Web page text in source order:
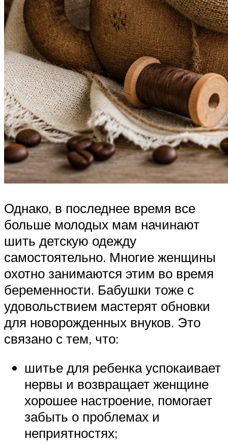
Однако, в последнее время все
больше молодых мам начинают
шить детскую одежду
самостоятельно. Многие женщины
охотно занимаются этим во время
беременности. Бабушки тоже с
удовольствием мастерят обновки
для новорожденных внуков. Это
связано с тем, что:
шитье для ребенка успокаивает
нервы и возвращает женщине
хорошее настроение, помогает
забыть о проблемах и
неприятностях;